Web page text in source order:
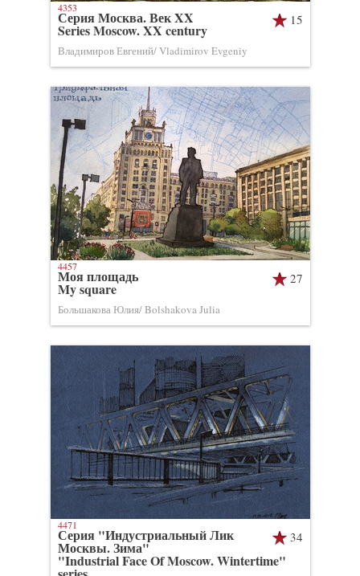
15
Серия Москва. Век XX
Series Moscow. XX century
Владимиров Евгений/ Vladimirov Evgeniy
4353
27
Моя площадь
My square
Большакова Юлия/ Bolshakova Julia
4457
34
Серия "Индустриальный Лик
Москвы. Зима"
"Industrial Face Of Moscow. Wintertime"
4471